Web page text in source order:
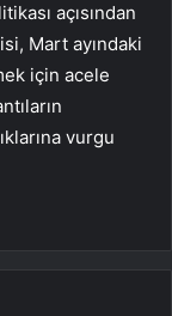
açısından
Mart ayındaki
için acele
vurgu